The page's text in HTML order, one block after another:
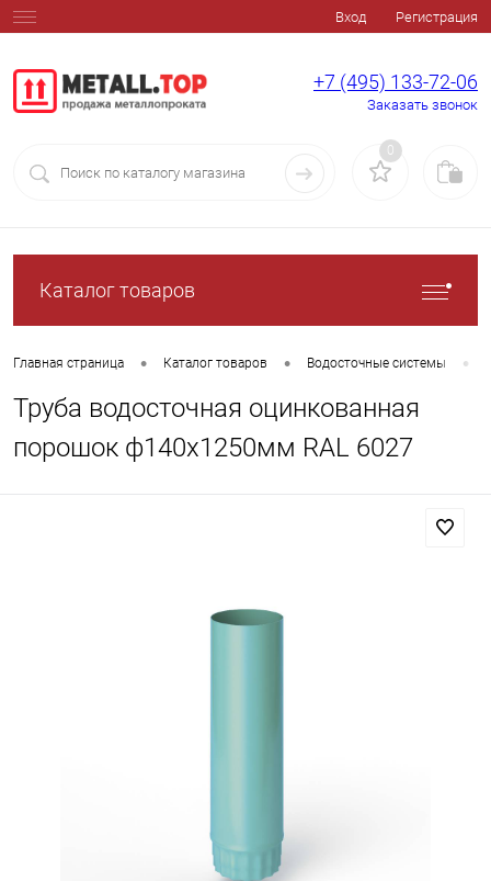
Вход Регистрация
+7 (495) 133-72-06
Заказать звонок
0
Каталог товаров
Главная страница • Каталог товаров • Водосточные системы •
Труба водосточная оцинкованная
порошок ф140х1250мм RAL 6027